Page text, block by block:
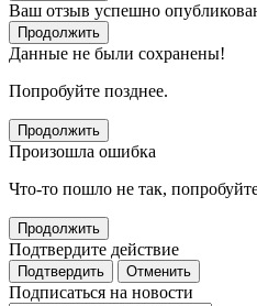
Ваш отзыв успешно
Продолжить
Данные не были сохранены!
Попробуйте позднее.
Продолжить
Произошла ошибка
Что-то пошло не так,
Продолжить
Подтвердите действие
Подтвердить Отменить
Подписаться на новости